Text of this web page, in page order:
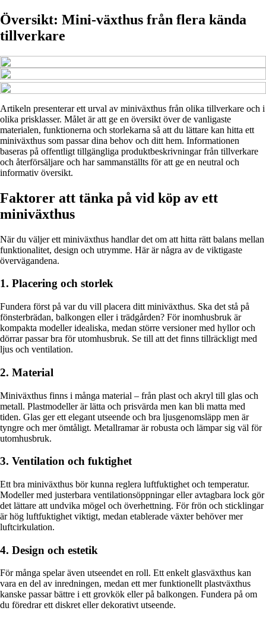
Översikt: Mini-växthus från flera kända
tillverkare
Artikeln presenterar ett urval av miniväxthus från olika tillverkare och i
olika prisklasser. Målet är att ge en översikt över de vanligaste
materialen, funktionerna och storlekarna så att du lättare kan hitta ett
miniväxthus som passar dina behov och ditt hem. Informationen
baseras på offentligt tillgängliga produktbeskrivningar från tillverkare
och återförsäljare och har sammanställts för att ge en neutral och
informativ översikt.
Faktorer att tänka på vid köp av ett
miniväxthus
När du väljer ett miniväxthus handlar det om att hitta rätt balans mellan
funktionalitet, design och utrymme. Här är några av de viktigaste
övervägandena.
1. Placering och storlek
Fundera först på var du vill placera ditt miniväxthus. Ska det stå på
fönsterbrädan, balkongen eller i trädgården? För inomhusbruk är
kompakta modeller idealiska, medan större versioner med hyllor och
dörrar passar bra för utomhusbruk. Se till att det finns tillräckligt med
ljus och ventilation.
2. Material
Miniväxthus finns i många material – från plast och akryl till glas och
metall. Plastmodeller är lätta och prisvärda men kan bli matta med
tiden. Glas ger ett elegant utseende och bra ljusgenomsläpp men är
tyngre och mer ömtåligt. Metallramar är robusta och lämpar sig väl för
utomhusbruk.
3. Ventilation och fuktighet
Ett bra miniväxthus bör kunna reglera luftfuktighet och temperatur.
Modeller med justerbara ventilationsöppningar eller avtagbara lock gör
det lättare att undvika mögel och överhettning. För frön och sticklingar
är hög luftfuktighet viktigt, medan etablerade växter behöver mer
luftcirkulation.
4. Design och estetik
För många spelar även utseendet en roll. Ett enkelt glasväxthus kan
vara en del av inredningen, medan ett mer funktionellt plastväxthus
kanske passar bättre i ett grovkök eller på balkongen. Fundera på om
du föredrar ett diskret eller dekorativt utseende.